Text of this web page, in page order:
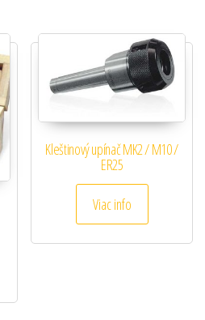
Kleštinový upínač MK2 / M10 /
ER25
Viac info